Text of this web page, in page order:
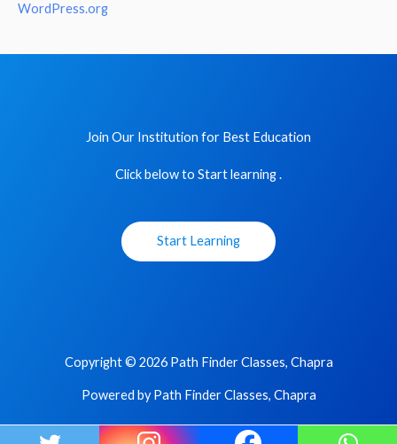
WordPress.org
Join Our Institution for Best Education
Click below to Start learning .
Start Learning
Copyright © 2026 Path Finder Classes, Chapra
Powered by Path Finder Classes, Chapra